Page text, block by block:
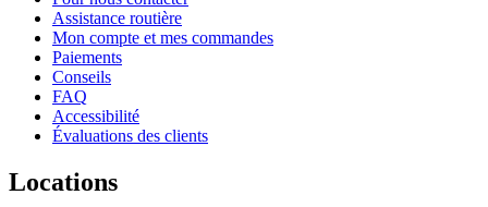
Assistance routière
Mon compte et mes commandes
Paiements
Conseils
FAQ
Accessibilité
Évaluations des clients
Locations